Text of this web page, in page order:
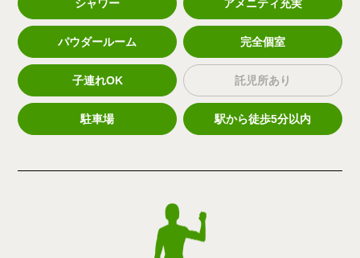
シャワー アメニティ充実
パウダールーム 完全個室
子連れOK 託児所あり
駐車場 駅から徒歩5分以内